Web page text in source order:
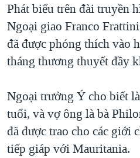
THƯỢNG ĐỈNH TRUMP-KIM
TRỊNH VĨNH BÌNH VS. CHÍNH
NGƯ DÂN VIỆT VÀ LÀN
QUAN HỆ VIỆT MỸ
Phát biểu trên đài truyền
Ngoại giao Franco
đã được phóng thích vào
tháng thương thuyết đầy
Ngoại trưởng Ý cho biết
tuổi, và vợ ông là bà
đã được trao cho các giới
tiếp giáp với Mauritania.